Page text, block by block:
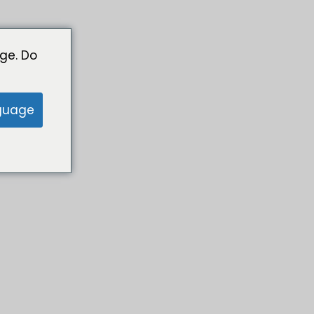
Do